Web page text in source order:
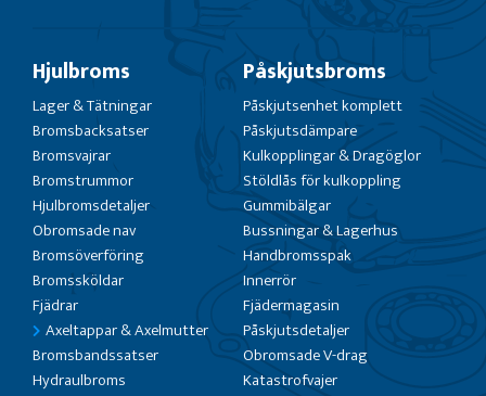
Hjulbroms
Lager & Tätningar
Bromsbacksatser
Bromsvajrar
Bromstrummor
Hjulbromsdetaljer
Obromsade nav
Bromsöverföring
Bromssköldar
Fjädrar
Axeltappar & Axelmutter
Bromsbandssatser
Hydraulbroms
Påskjutsbroms
Påskjutsenhet komplett
Påskjutsdämpare
Kulkopplingar & Dragöglor
Stöldlås för kulkoppling
Gummibälgar
Bussningar & Lagerhus
Handbromsspak
Innerrör
Fjädermagasin
Påskjutsdetaljer
Obromsade V-drag
Katastrofvajer